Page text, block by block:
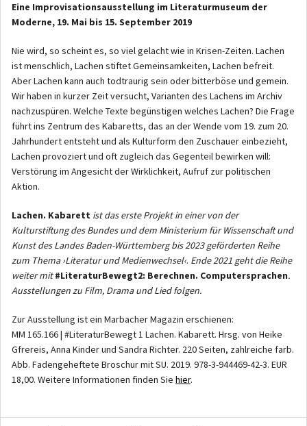
Eine Improvisationsausstellung im Literaturmuseum der
Moderne, 19. Mai bis 15. September 2019
Nie wird, so scheint es, so viel gelacht wie in Krisen-Zeiten. Lachen
ist menschlich, Lachen stiftet Gemeinsamkeiten, Lachen befreit.
Aber Lachen kann auch todtraurig sein oder bitterböse und gemein.
Wir haben in kurzer Zeit versucht, Varianten des Lachens im Archiv
nachzuspüren. Welche Texte begünstigen welches Lachen? Die Frage
führt ins Zentrum des Kabaretts, das an der Wende vom 19. zum 20.
Jahrhundert entsteht und als Kulturform den Zuschauer einbezieht,
Lachen provoziert und oft zugleich das Gegenteil bewirken will:
Verstörung im Angesicht der Wirklichkeit, Aufruf zur politischen
Aktion.
Lachen. Kabarett ist das erste Projekt in einer von der
Kulturstiftung des Bundes und dem Ministerium für Wissenschaft und
Kunst des Landes Baden-Württemberg bis 2023 geförderten Reihe
zum Thema ›Literatur und Medienwechsel‹. Ende 2021 geht die Reihe
weiter mit#LiteraturBewegt2: Berechnen. Computersprachen.
Ausstellungen zu Film, Drama und Lied folgen.
Zur Ausstellung ist ein Marbacher Magazin erschienen:
MM 165.166 | #LiteraturBewegt 1 Lachen. Kabarett. Hrsg. von Heike
Gfrereis, Anna Kinder und Sandra Richter. 220 Seiten, zahlreiche farb.
Abb. Fadengeheftete Broschur mit SU. 2019. 978-3-944469-42-3. EUR
18,00. Weitere Informationen finden Sie hier.